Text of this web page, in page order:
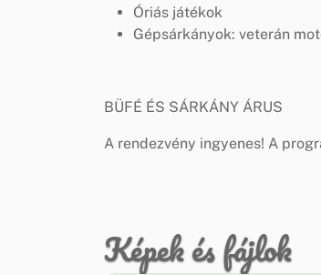
Óriás játékok
Gépsárkányok: veterán
BÜFÉ ÉS SÁRKÁNY ÁRUS
A rendezvény ingyenes! A
Képek és fájlok